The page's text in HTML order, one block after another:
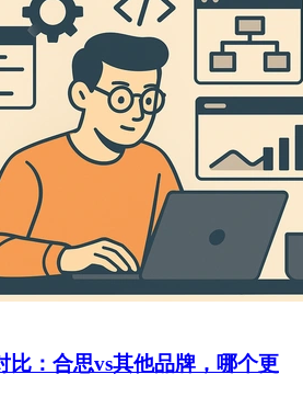
比：合思vs其他品牌，哪个更